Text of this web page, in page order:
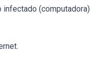
(computadora)